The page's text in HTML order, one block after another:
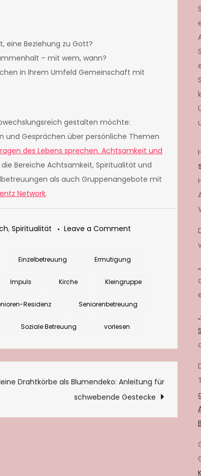
eine Beziehung zu Gott?
– mit wem, wann?
in Ihrem Umfeld Gemeinschaft mit
gestalten möchte:
und Gesprächen über persönliche Themen
des Lebens sprechen. Achtsamkeit und
Bereiche Achtsamkeit, Spiritualität und
als auch Gruppenangebote mit
Network.
, Spiritualität Leave a Comment
Gruppenstunden,
Einzelbetreuung Ermutigung
Impuls Kirche Kleingruppe
Residenz Seniorenbetreuung
Soziale Betreuung vorlesen
Drahtkörbe als Blumendeko: Anleitung für
schwebende Gestecke